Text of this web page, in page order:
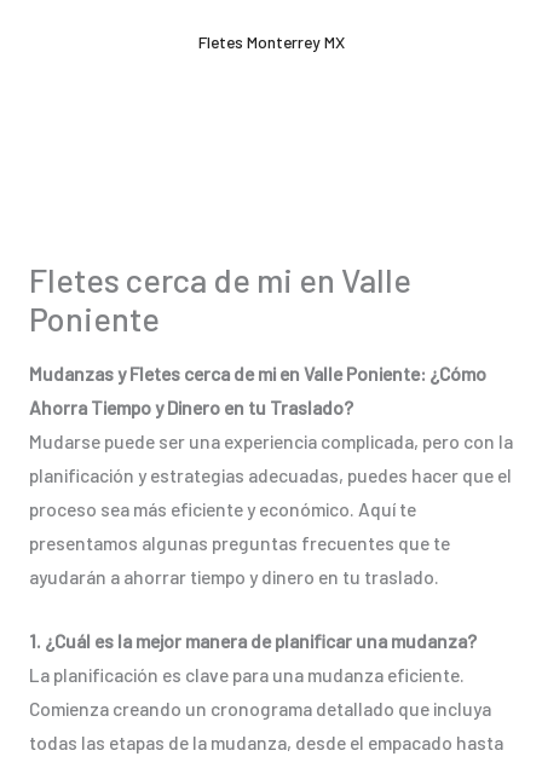
Fletes Monterrey MX
Fletes cerca de mi en Valle
Poniente
Mudanzas y Fletes cerca de mi en Valle Poniente: ¿Cómo
Ahorra Tiempo y Dinero en tu Traslado?
Mudarse puede ser una experiencia complicada, pero con la
planificación y estrategias adecuadas, puedes hacer que el
proceso sea más eficiente y económico. Aquí te
presentamos algunas preguntas frecuentes que te
ayudarán a ahorrar tiempo y dinero en tu traslado.
1. ¿Cuál es la mejor manera de planificar una mudanza?
La planificación es clave para una mudanza eficiente.
Comienza creando un cronograma detallado que incluya
todas las etapas de la mudanza, desde el empacado hasta